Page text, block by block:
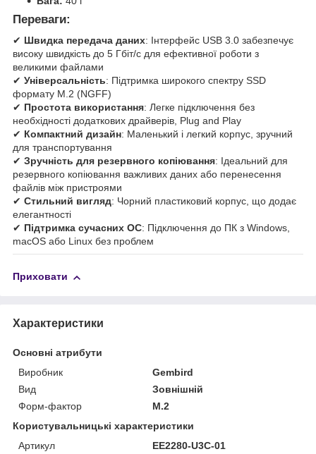
Переваги:
✔ Швидка передача даних: Інтерфейс USB 3.0 забезпечує
високу швидкість до 5 Гбіт/с для ефективної роботи з
великими файлами
✔ Універсальність: Підтримка широкого спектру SSD
формату M.2 (NGFF)
✔ Простота використання: Легке підключення без
необхідності додаткових драйверів, Plug and Play
✔ Компактний дизайн: Маленький і легкий корпус, зручний
для транспортування
✔ Зручність для резервного копіювання: Ідеальний для
резервного копіювання важливих даних або перенесення
файлів між пристроями
✔ Стильний вигляд: Чорний пластиковий корпус, що додає
елегантності
✔ Підтримка сучасних ОС: Підключення до ПК з Windows,
macOS або Linux без проблем
Приховати
Характеристики
Основні атрибути
Виробник
Gembird
Вид
Зовнішній
Форм-фактор
M.2
Користувальницькі характеристики
Артикул
EE2280-U3C-01